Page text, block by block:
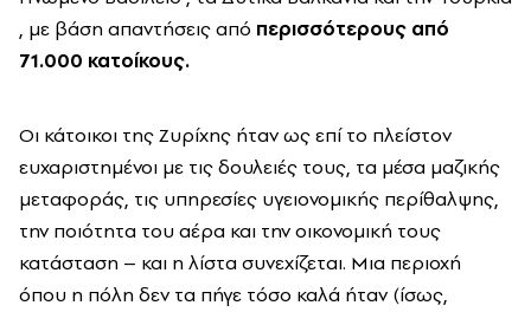
, με βάση απαντήσεις από περισσότερους από
71.000 κατοίκους.
Οι κάτοικοι της Ζυρίχης ήταν ως επί το πλείστον
ευχαριστημένοι με τις δουλειές τους, τα μέσα μαζικής
μεταφοράς, τις υπηρεσίες υγειονομικής περίθαλψης,
την ποιότητα του αέρα και την οικονομική τους
κατάσταση – και η λίστα συνεχίζεται. Μια περιοχή
όπου η πόλη δεν τα πήγε τόσο καλά ήταν (ίσως,